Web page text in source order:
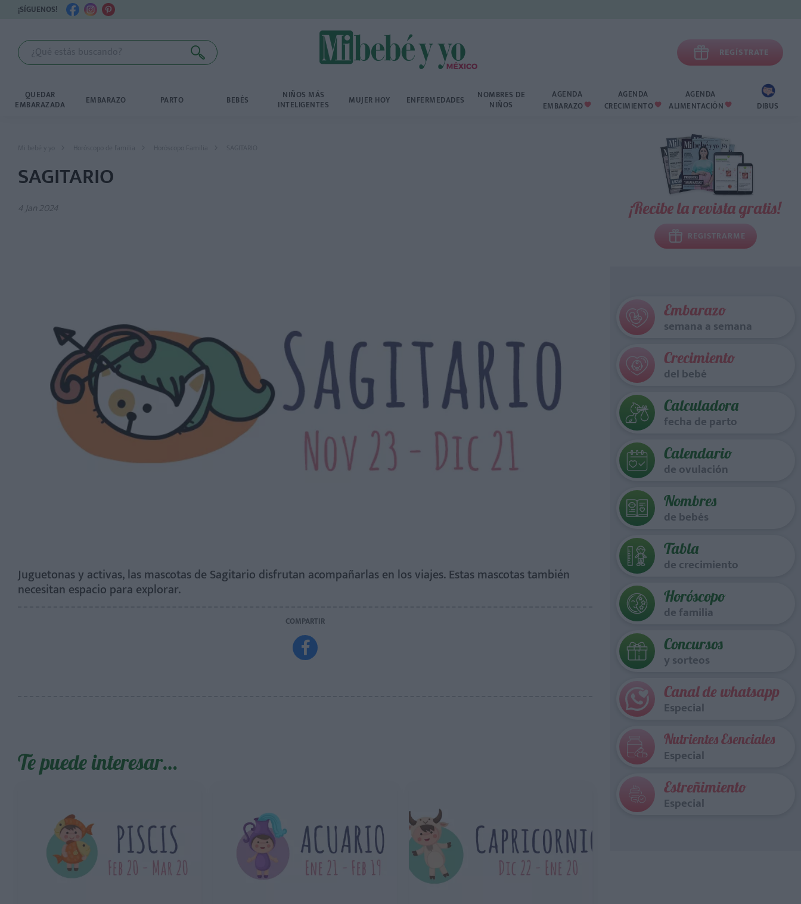
¡SÍGUENOS!
 REGÍSTRATE
QUEDAR
EMBARAZADA EMBARAZO PARTO BEBÉS NIÑOS MÁS
INTELIGENTES MUJER HOY ENFERMEDADES NOMBRES DE
NIÑOS
AGENDA
EMBARAZO 
AGENDA
CRECIMIENTO 
AGENDA
ALIMENTACIÓN  DIBUS
Mi bebé y yo Horóscopo de familia Horóscopo Familia SAGITARIO
SAGITARIO
4 Jan 2024
Juguetonas y activas, las mascotas de Sagitario disfrutan acompañarlas en los viajes. Estas mascotas también
necesitan espacio para explorar.
COMPARTIR

Te puede interesar…
¡Recibe la revista gratis!
REGISTRARME
Embarazo
semana a semana
Crecimiento
del bebé
Calculadora
fecha de parto
Calendario
de ovulación
Nombres
de bebés
Tabla
de crecimiento
Horóscopo
de familia
Concursos
y sorteos
Canal de whatsapp
Especial
Nutrientes Esenciales
Especial
Estreñimiento
Especial